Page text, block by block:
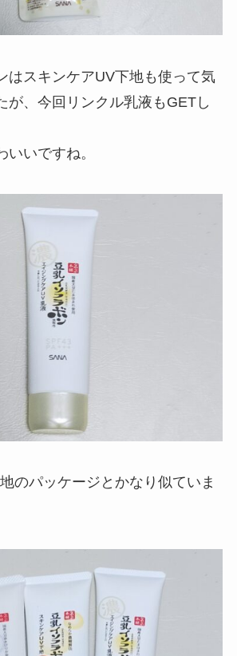
はスキンケアUV下地も使って気
が、今回リンクル乳液もGETし
いですね。
のパッケージとかなり似ていま